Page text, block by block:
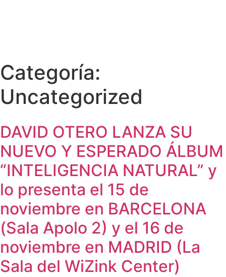
Categoría:
Uncategorized
DAVID OTERO LANZA SU
NUEVO Y ESPERADO ÁLBUM
“INTELIGENCIA NATURAL” y
lo presenta el 15 de
noviembre en BARCELONA
(Sala Apolo 2) y el 16 de
noviembre en MADRID (La
Sala del WiZink Center)